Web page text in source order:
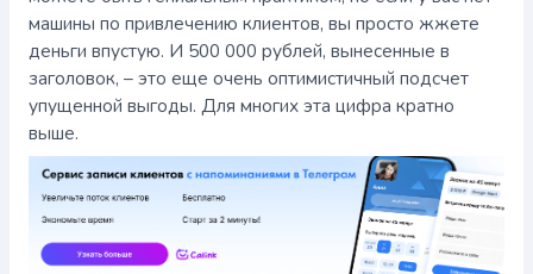
машины по привлечению клиентов, вы просто жжете
деньги впустую. И 500 000 рублей, вынесенные в
заголовок, – это еще очень оптимистичный подсчет
упущенной выгоды. Для многих эта цифра кратно
выше.